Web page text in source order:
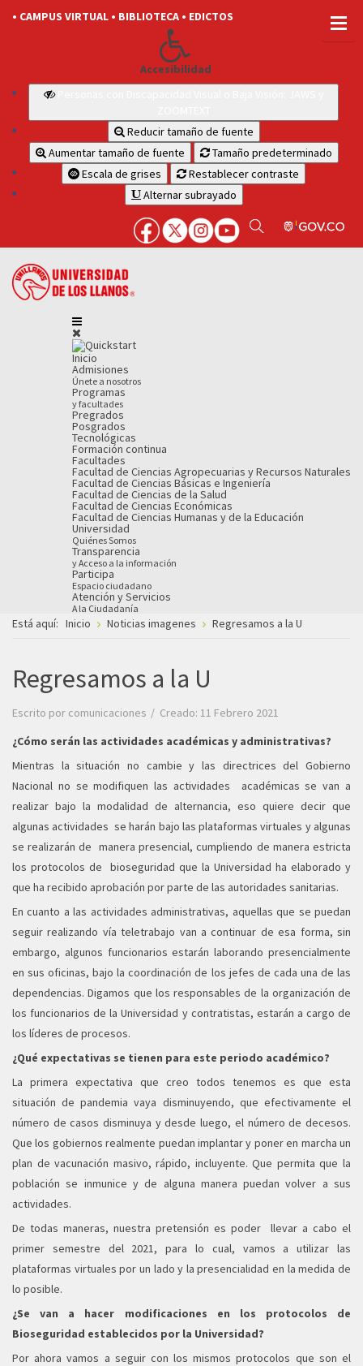
• CAMPUS VIRTUAL • BIBLIOTECA • EDICTOS
Accesibilidad
Reducir tamaño de fuente
Aumentar tamaño de fuente
Tamaño predeterminado
Escala de grises
Restablecer contraste
Alternar subrayado
Inicio
Admisiones
Únete a nosotros
Programas
y facultades
Pregrados
Posgrados
Tecnológicas
Formación continua
Facultades
Facultad de Ciencias Agropecuarias y Recursos Naturales
Facultad de Ciencias Básicas e Ingeniería
Facultad de Ciencias de la Salud
Facultad de Ciencias Económicas
Facultad de Ciencias Humanas y de la Educación
Universidad
Quiénes Somos
Transparencia
y Acceso a la información
Participa
Espacio ciudadano
Atención y Servicios
A la Ciudadanía
Está aquí: Inicio Noticias imagenes Regresamos a la U
Regresamos a la U
Escrito por comunicaciones
Creado: 11 Febrero 2021
¿Cómo serán las actividades académicas y administrativas?
Mientras la situación no cambie y las directrices del Gobierno
Nacional no se modifiquen las actividades académicas se van a
realizar bajo la modalidad de alternancia, eso quiere decir que
algunas actividades se harán bajo las plataformas virtuales y algunas
se realizarán de manera presencial, cumpliendo de manera estricta
los protocolos de bioseguridad que la Universidad ha elaborado y
que ha recibido aprobación por parte de las autoridades sanitarias.
En cuanto a las actividades administrativas, aquellas que se puedan
seguir realizando vía teletrabajo van a continuar de esa forma, sin
embargo, algunos funcionarios estarán laborando presencialmente
en sus oficinas, bajo la coordinación de los jefes de cada una de las
dependencias. Digamos que los responsables de la organización de
los funcionarios de la Universidad y contratistas, estarán a cargo de
los líderes de procesos.
¿Qué expectativas se tienen para este periodo académico?
La primera expectativa que creo todos tenemos es que esta
situación de pandemia vaya disminuyendo, que efectivamente el
número de casos disminuya y desde luego, el número de decesos.
Que los gobiernos realmente puedan implantar y poner en marcha un
plan de vacunación masivo, rápido, incluyente. Que permita que la
población se inmunice y de alguna manera puedan volver a sus
actividades.
De todas maneras, nuestra pretensión es poder llevar a cabo el
primer semestre del 2021, para lo cual, vamos a utilizar las
plataformas virtuales por un lado y la presencialidad en la medida de
lo posible.
¿Se van a hacer modificaciones en los protocolos de
Bioseguridad establecidos por la Universidad?
Por ahora vamos a seguir con los mismos protocolos que son el